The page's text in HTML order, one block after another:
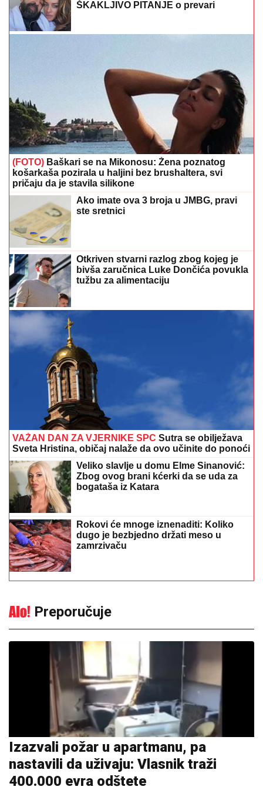
ŠKAKLJIVO PITANJE o prevari
(FOTO) Baškari se na Mikonosu: Žena poznatog
košarkaša pozirala u haljini bez brushaltera, svi
pričaju da je stavila silikone
Ako imate ova 3 broja u JMBG, pravi
ste sretnici
Otkriven stvarni razlog zbog kojeg je
bivša zaručnica Luke Dončića povukla
tužbu za alimentaciju
VAŽAN DAN ZA VJERNIKE SPC Sutra se obilježava
Sveta Hristina, običaj nalaže da ovo učinite do ponoći
Veliko slavlje u domu Elme Sinanović:
Zbog ovog brani kćerki da se uda za
bogataša iz Katara
Rokovi će mnoge iznenaditi: Koliko
dugo je bezbjedno držati meso u
zamrzivaču
Preporučuje
Izazvali požar u apartmanu, pa
nastavili da uživaju: Vlasnik traži
400.000 evra odštete